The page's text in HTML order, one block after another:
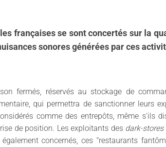
françaises se sont concertés sur la
sonores générées par ces
fermés, réservés au stockage de
qui permettra de sanctionner leurs
comme des entrepôts, même s'ils
de position. Les exploitants des dark-stores
concernés, ces "restaurants